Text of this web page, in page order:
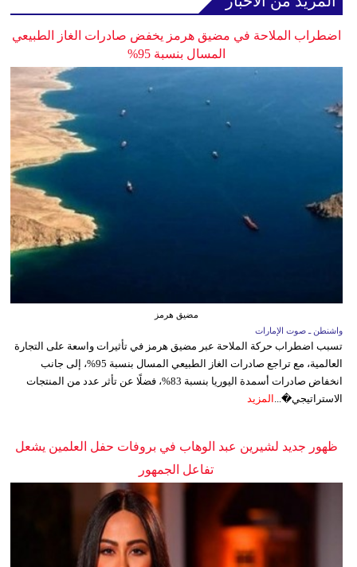
اضطراب الملاحة في مضيق هرمز يخفض صادرات الغاز الطبيعي
المسال بنسبة 95%
مضيق هرمز
واشنطن ـ صوت الإمارات
تسبب اضطراب حركة الملاحة عبر مضيق هرمز في تأثيرات واسعة على التجارة
العالمية، مع تراجع صادرات الغاز الطبيعي المسال بنسبة 95%، إلى جانب
انخفاض صادرات أسمدة اليوريا بنسبة 83%، فضلًا عن تأثر عدد من المنتجات
الاستراتيجي�... المزيد
ظهور جديد لشيرين عبد الوهاب في بروفات حفل العلمين يشعل
تفاعل الجمهور